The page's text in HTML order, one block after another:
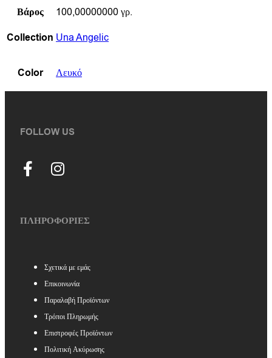
Βάρος
100,00000000 γρ.
Collection Una Angelic
Color Λευκό
FOLLOW US
ΠΛΗΡΟΦΟΡΙΕΣ
Σχετικά με εμάς
Επικοινωνία
Παραλαβή Προϊόντων
Τρόποι Πληρωμής
Επιστροφές Προϊόντων
Πολιτική Ακύρωσης